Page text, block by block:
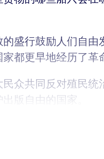
盛行鼓励人们自
都更早地经历了革
众共同反对殖民
版自由的国家。